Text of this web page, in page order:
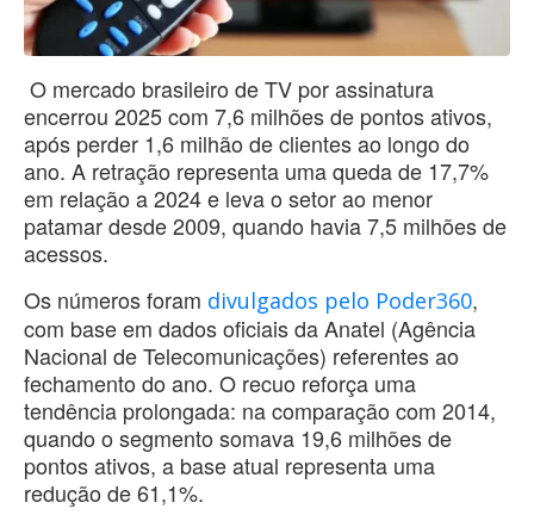
O mercado brasileiro de TV por assinatura
encerrou 2025 com 7,6 milhões de pontos ativos,
após perder 1,6 milhão de clientes ao longo do
ano. A retração representa uma queda de 17,7%
em relação a 2024 e leva o setor ao menor
patamar desde 2009, quando havia 7,5 milhões de
acessos.
Os números foram divulgados pelo Poder360,
com base em dados oficiais da Anatel (Agência
Nacional de Telecomunicações) referentes ao
fechamento do ano. O recuo reforça uma
tendência prolongada: na comparação com 2014,
quando o segmento somava 19,6 milhões de
pontos ativos, a base atual representa uma
redução de 61,1%.